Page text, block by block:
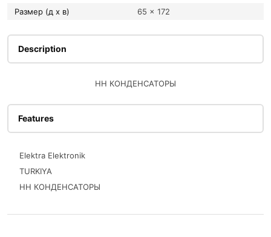
Размер (д х в)
65 x 172
Description
НН КОНДЕНСАТОРЫ
Features
Elektra Elektronik
TURKIYA
НН КОНДЕНСАТОРЫ